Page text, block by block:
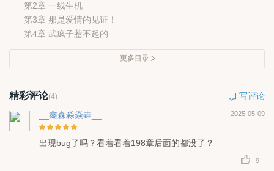
第2章 一线生机
第3章 那是爱情的见证！
第4章 武疯子惹不起的
更多目录
精彩评论(4)
写评论
__鑫森淼焱垚__
2025-05-09
出现bug了吗？看着看着198章后面的都没了？
9